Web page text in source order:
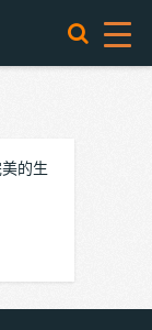
的生